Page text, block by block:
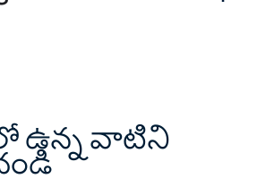
ఉన్న వాటిని